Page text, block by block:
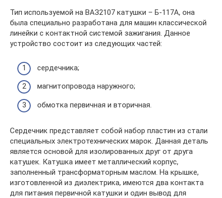
Тип используемой на ВАЗ2107 катушки – Б-117А, она
была специально разработана для машин классической
линейки с контактной системой зажигания. Данное
устройство состоит из следующих частей:
сердечника;
магнитопровода наружного;
обмотка первичная и вторичная.
Сердечник представляет собой набор пластин из стали
специальных электротехнических марок. Данная деталь
является основой для изолированных друг от друга
катушек. Катушка имеет металлический корпус,
заполненный трансформаторным маслом. На крышке,
изготовленной из диэлектрика, имеются два контакта
для питания первичной катушки и один вывод для